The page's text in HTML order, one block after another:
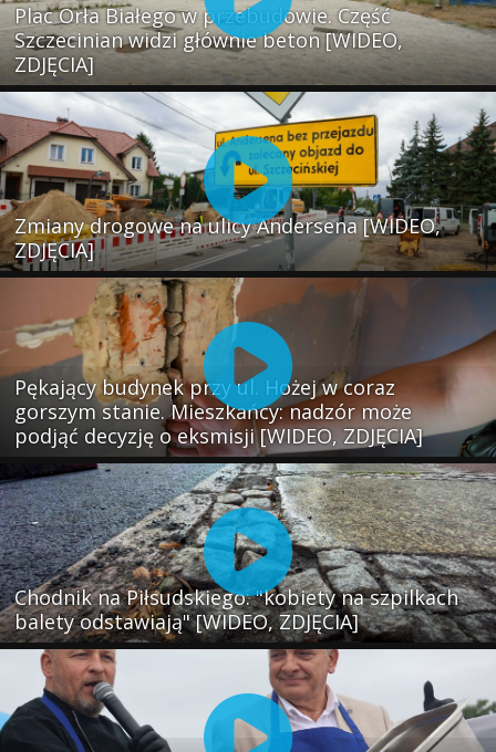
Plac Orła Białego w przebudowie. Część
Szczecinian widzi głównie beton [WIDEO,
ZDJĘCIA]
Zmiany drogowe na ulicy Andersena [WIDEO,
ZDJĘCIA]
Pękający budynek przy ul. Hożej w coraz
gorszym stanie. Mieszkańcy: nadzór może
podjąć decyzję o eksmisji [WIDEO, ZDJĘCIA]
Chodnik na Piłsudskiego: "kobiety na szpilkach
balety odstawiają" [WIDEO, ZDJĘCIA]